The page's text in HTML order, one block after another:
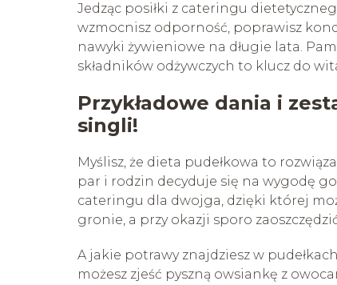
Jedząc posiłki z cateringu
wzmocnisz odporność, poprawisz
nawyki żywieniowe na długie lata.
składników odżywczych to klucz do
Przykładowe dania i
singli!
Myślisz, że dieta pudełkowa to
par i rodzin decyduje się na wygodę
cateringu dla dwojga, dzięki której
gronie, a przy okazji sporo
A jakie potrawy znajdziesz w
możesz zjeść pyszną owsiankę z